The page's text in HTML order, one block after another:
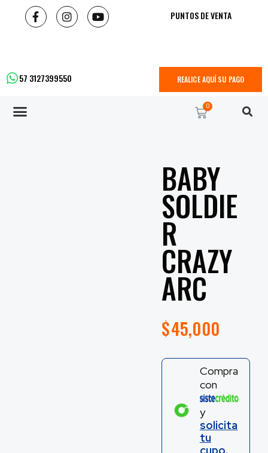
PUNTOS DE VENTA
57 3127399550 REALICE AQUÍ SU PAGO
0
BABY
SOLDIE
R
CRAZY
ARC
$45,000
Compra
con
y
solicita
tu